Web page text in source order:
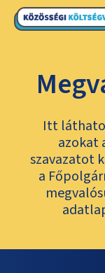
Itt
azokat
szavazatot
a